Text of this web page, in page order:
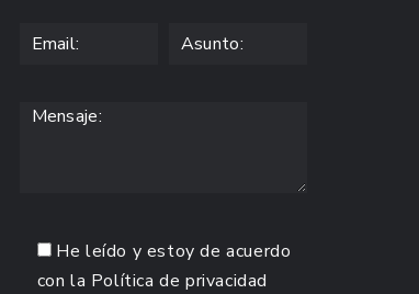
He leído y estoy de acuerdo
con la Política de privacidad